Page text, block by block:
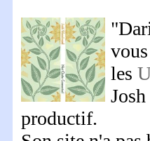
les
productif.